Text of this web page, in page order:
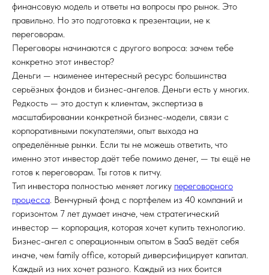
финансовую модель и ответы на вопросы про рынок. Это
правильно. Но это подготовка к презентации, не к
переговорам.
Переговоры начинаются с другого вопроса: зачем тебе
конкретно этот инвестор?
Деньги — наименее интересный ресурс большинства
серьёзных фондов и бизнес-ангелов. Деньги есть у многих.
Редкость — это доступ к клиентам, экспертиза в
масштабировании конкретной бизнес-модели, связи с
корпоративными покупателями, опыт выхода на
определённые рынки. Если ты не можешь ответить, что
именно этот инвестор даёт тебе помимо денег, — ты ещё не
готов к переговорам. Ты готов к питчу.
Тип инвестора полностью меняет логику переговорного
процесса. Венчурный фонд с портфелем из 40 компаний и
горизонтом 7 лет думает иначе, чем стратегический
инвестор — корпорация, которая хочет купить технологию.
Бизнес-ангел с операционным опытом в SaaS ведёт себя
иначе, чем family office, который диверсифицирует капитал.
Каждый из них хочет разного. Каждый из них боится